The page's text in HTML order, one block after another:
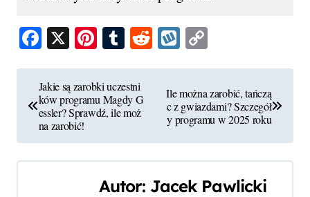
Facebook
X Pinterest
Tumblr
RedditWykop
a
w
i
Jakie są zarobki uczestni
ków programu Magdy G
essler? Sprawdź, ile moż
na zarobić!
Ile można zarobić, tańczą
c z gwiazdami? Szczegół
y programu w 2025 roku
Autor: Jacek Pawlicki